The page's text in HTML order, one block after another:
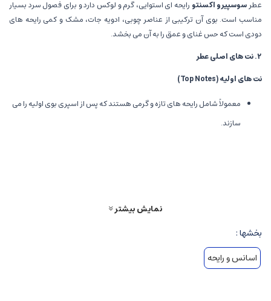
عطرسوسپیرو اکسنتو رایحه ای استوایی، گرم و لوکس دارد و برای فصول سرد بسیار
مناسب است. بوی آن ترکیبی از عناصر چوبی، ادویه جات، مشک و کمی رایحه های
دودی است که حس غنای و عمق را به آن می بخشد.
۲.نت های اصلی عطر
نت های اولیه(Top Notes)
معمولاً شامل رایحه های تازه و گرمی هستند که پس از اسپری بوی اولیه را می
سازند.
این نت ها شخصیت عطر را مشخص می کند و حس غنای رایحه را تقویت می
کند.
نمایش بیشتر
بخشها :
اسانس و رایحه